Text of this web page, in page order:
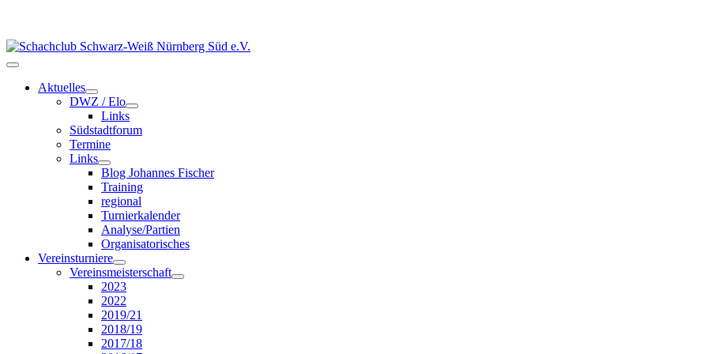
Aktuelles
DWZ / Elo
Links
Südstadtforum
Termine
Links
Blog Johannes Fischer
Training
regional
Turnierkalender
Analyse/Partien
Organisatorisches
Vereinsturniere
Vereinsmeisterschaft
2023
2022
2019/21
2018/19
2017/18